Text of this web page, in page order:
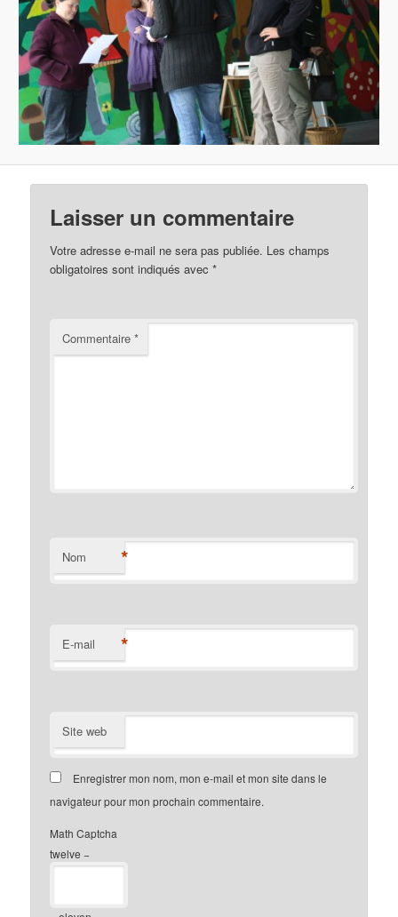
Laisser un commentaire
Votre adresse e-mail ne sera pas publiée. Les champs
obligatoires sont indiqués avec*
Commentaire*
Nom *
E-mail *
Site web
Enregistrer mon nom, mon e-mail et mon site dans le
navigateur pour mon prochain commentaire.
Math Captcha
twelve −